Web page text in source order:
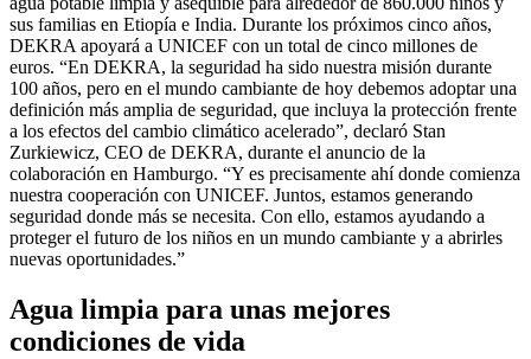
sus familias en Etiopía e India. Durante los próximos cinco años,
DEKRA apoyará a UNICEF con un total de cinco millones de
euros. “En DEKRA, la seguridad ha sido nuestra misión durante
100 años, pero en el mundo cambiante de hoy debemos adoptar una
definición más amplia de seguridad, que incluya la protección frente
a los efectos del cambio climático acelerado”, declaró Stan
Zurkiewicz, CEO de DEKRA, durante el anuncio de la
colaboración en Hamburgo. “Y es precisamente ahí donde comienza
nuestra cooperación con UNICEF. Juntos, estamos generando
seguridad donde más se necesita. Con ello, estamos ayudando a
proteger el futuro de los niños en un mundo cambiante y a abrirles
nuevas oportunidades.”
Agua limpia para unas mejores
condiciones de vida